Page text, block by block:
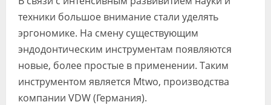
Форум
Клиники
Специалисты
техники большое внимание стали уделять
эргономике. На смену существующим
эндодонтическим инструментам появляются
новые, более простые в применении. Таким
инструментом является Mtwo, производства
компании VDW (Германия).